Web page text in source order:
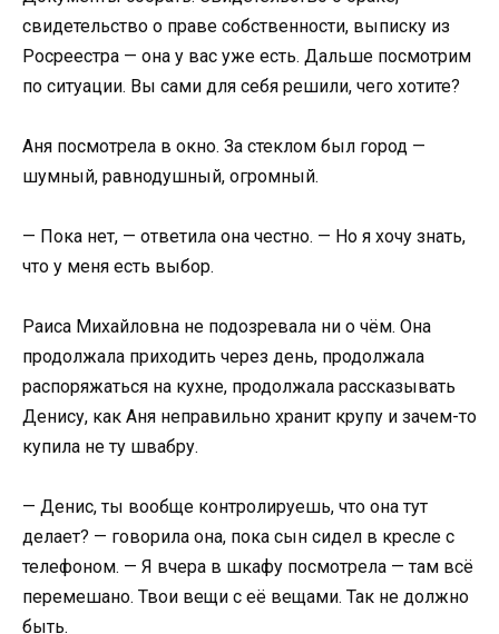
свидетельство о праве собственности, выписку из
Росреестра — она у вас уже есть. Дальше посмотрим
по ситуации. Вы сами для себя решили, чего хотите?
Аня посмотрела в окно. За стеклом был город —
шумный, равнодушный, огромный.
— Пока нет, — ответила она честно. — Но я хочу знать,
что у меня есть выбор.
Раиса Михайловна не подозревала ни о чём. Она
продолжала приходить через день, продолжала
распоряжаться на кухне, продолжала рассказывать
Денису, как Аня неправильно хранит крупу и зачем-то
купила не ту швабру.
— Денис, ты вообще контролируешь, что она тут
делает? — говорила она, пока сын сидел в кресле с
телефоном. — Я вчера в шкафу посмотрела — там всё
перемешано. Твои вещи с её вещами. Так не должно
быть.